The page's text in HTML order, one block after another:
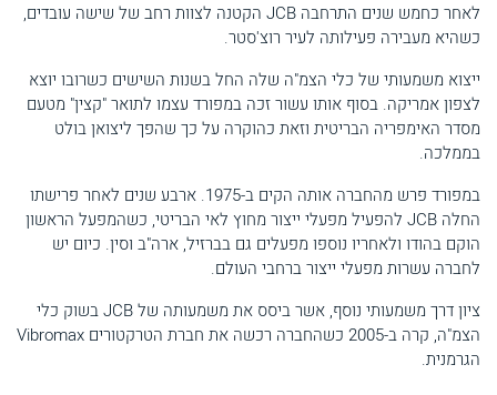
לאחר כחמש שנים התרחבה JCB הקטנה לצוות רחב של שישה עובדים,
כשהיא מעבירה פעילותה לעיר רוצ'סטר.
ייצוא משמעותי של כלי הצמ"ה שלה החל בשנות השישים כשרובו יוצא
לצפון אמריקה. בסוף אותו עשור זכה במפורד עצמו לתואר "קצין" מטעם
מסדר האימפריה הבריטית וזאת כהוקרה על כך שהפך ליצואן בולט
בממלכה.
במפורד פרש מהחברה אותה הקים ב-1975. ארבע שנים לאחר פרישתו
החלה JCB להפעיל מפעלי ייצור מחוץ לאי הבריטי, כשהמפעל הראשון
הוקם בהודו ולאחריו נוספו מפעלים גם בברזיל, ארה"ב וסין. כיום יש
לחברה עשרות מפעלי ייצור ברחבי העולם.
ציון דרך משמעותי נוסף, אשר ביסס את משמעותה של JCB בשוק כלי
הצמ"ה, קרה ב-2005 כשהחברה רכשה את חברת הטרקטורים Vibromax
הגרמנית.